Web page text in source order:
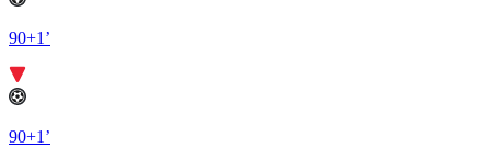
90+1’
90+1’